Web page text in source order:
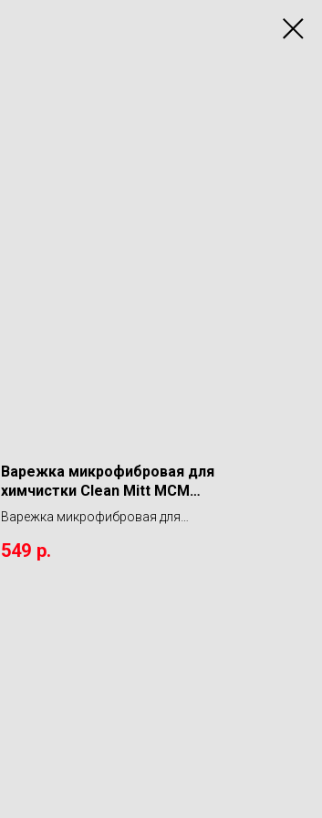
Варежка микрофибровая для
химчистки Clean Mitt MCM
LERATON
Варежка микрофибровая для
549 р.